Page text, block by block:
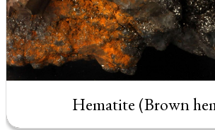
Hematite (Brown